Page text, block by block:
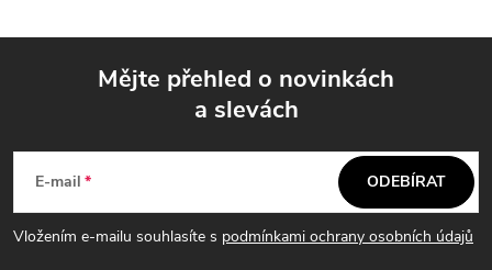
p
Mějte přehled o novinkách
a slevách
E-mail
Vložením e-mailu souhlasíte s podmínkami ochrany osobních údajů
ODEBÍRAT